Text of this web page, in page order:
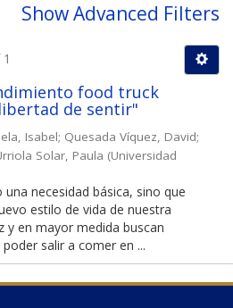
Show Advanced Filters
food truck
de sentir"
Isabel; Quesada Víquez, David;
Solar, Paula (Universidad
necesidad básica, sino que
estilo de vida de nuestra
y en mayor medida buscan
salir a comer en ...